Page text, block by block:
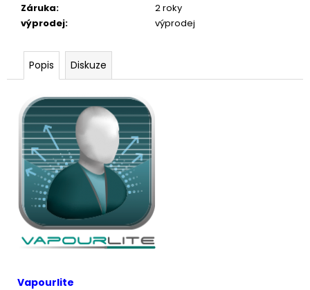
Záruka:
2 roky
výprodej: výprodej
Popis Diskuze
Vapourlite